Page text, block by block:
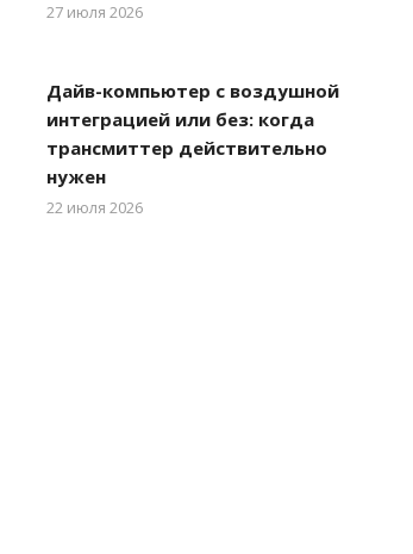
27 июля 2026
Дайв-компьютер с воздушной
интеграцией или без: когда
трансмиттер действительно
нужен
22 июля 2026